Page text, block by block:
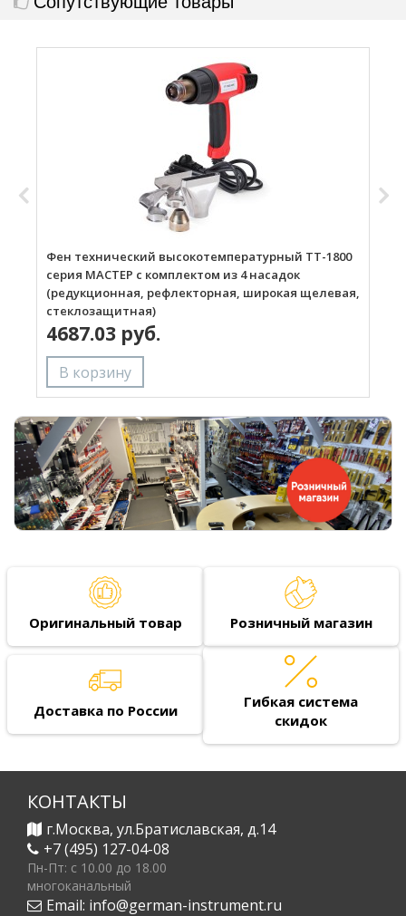
Фен технический высокотемпературный ТТ-1800
серия МАСТЕР с комплектом из 4 насадок
(редукционная, рефлекторная, широкая щелевая,
стеклозащитная)
4687.03 руб.
Оригинальный товар Розничный магазин
Доставка по России
Гибкая система
скидок
КОНТАКТЫ
г.Москва, ул.Братиславская, д.14
+7 (495) 127-04-08
Пн-Пт: c 10.00 до 18.00
многоканальный
Email: info@german-instrument.ru